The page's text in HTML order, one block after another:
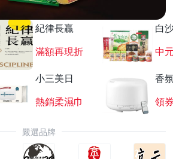
紀律長贏
滿額再現折
白
中
小三美日
熱銷柔濕巾
香
領
嚴選品牌